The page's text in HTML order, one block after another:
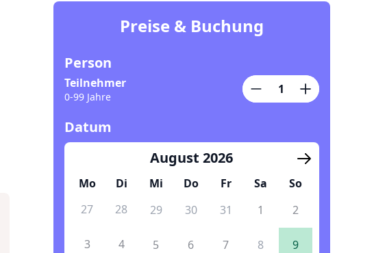
Preise & Buchung
Person
Teilnehmer
0-99 Jahre
Datum
August 2026
Mo Di Mi Do Fr Sa
So
27
28 29 30 31 1 2
3 4 5 6 7 8 9